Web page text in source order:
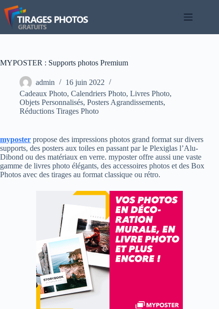
Passer
au
contenu
MYPOSTER : Supports photos Premium
admin
16 juin 2022
Cadeaux Photo, Calendriers Photo, Livres Photo,
Objets Personnalisés, Posters Agrandissements,
Réductions Tirages Photo
myposter propose des impressions photos grand format sur divers
supports, des posters aux toiles en passant par le Plexiglas l’Alu-
Dibond ou des matériaux en verre. myposter offre aussi une vaste
gamme de livres photo élégants, des accessoires photos et des Box
Photos avec des tirages au format classique ou rétro.